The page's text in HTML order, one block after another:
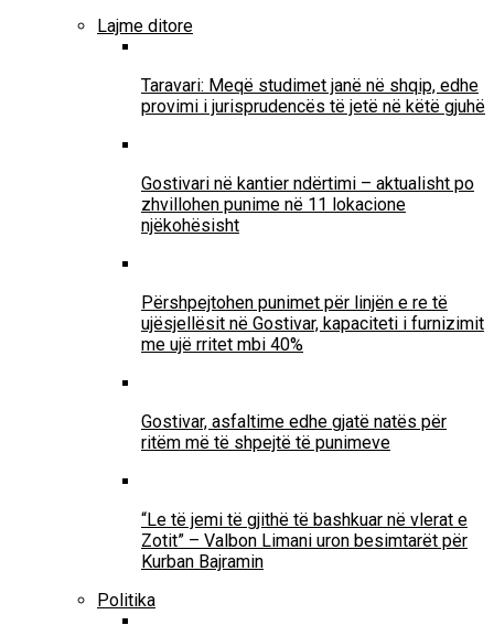
Lajme ditore
Taravari: Meqë studimet janë në shqip, edhe
provimi i jurisprudencës të jetë në këtë gjuhë
Gostivari në kantier ndërtimi – aktualisht po
zhvillohen punime në 11 lokacione
njëkohësisht
Përshpejtohen punimet për linjën e re të
ujësjellësit në Gostivar, kapaciteti i furnizimit
me ujë rritet mbi 40%
Gostivar, asfaltime edhe gjatë natës për
ritëm më të shpejtë të punimeve
“Le të jemi të gjithë të bashkuar në vlerat e
Zotit” – Valbon Limani uron besimtarët për
Kurban Bajramin
Politika